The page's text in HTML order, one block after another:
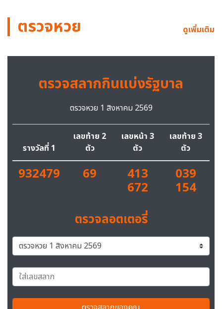
ตรวจหวย ดูเพิ่มเติม
ตรวจสลากกินแบ่งรัฐบาล
ตรวจหวย 1 สิงหาคม 2569
รางวัลที่ 1
เลขท้าย 2
ตัว
เลขหน้า 3
ตัว
เลขท้าย 3
ตัว
932479 69 413
672
039
154
ตรวจลอตเตอรี่